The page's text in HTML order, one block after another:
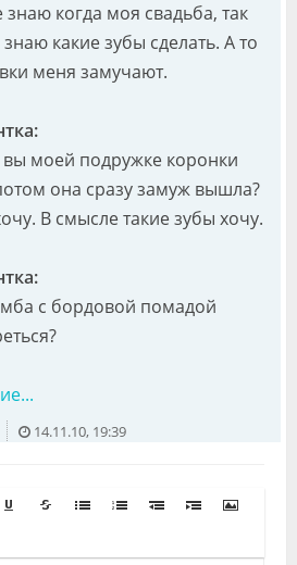
когда моя свадьба, так
какие зубы сделать. А то
меня замучают.
моей подружке коронки
она сразу замуж вышла?
В смысле такие зубы хочу.
с бордовой помадой
14.11.10, 19:39